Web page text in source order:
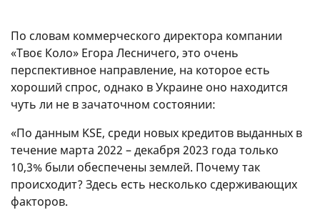
По словам коммерческого директора компании
«Твоє Коло» Егора Лесничего, это очень
перспективное направление, на которое есть
хороший спрос, однако в Украине оно находится
чуть ли не в зачаточном состоянии:
«По данным KSE, среди новых кредитов выданных в
течение марта 2022 – декабря 2023 года только
10,3% были обеспечены землей. Почему так
происходит? Здесь есть несколько сдерживающих
факторов.